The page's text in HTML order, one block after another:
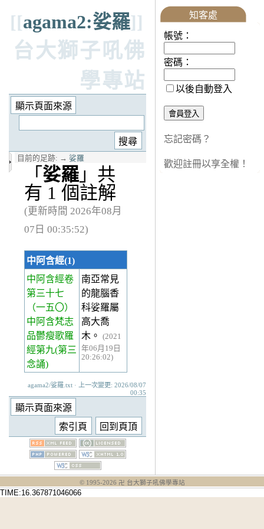
[[agama2:娑羅]]
台大獅子吼佛
學專站
目前的足跡: → 娑羅
「 娑羅 」共
有 1 個註解
(更新時間 2026年08月
07日 00:35:52)
中阿含經(1)
中阿含經卷
第三十七
（一五〇）
中阿含梵志
品鬱瘦歌羅
經第九(第三
念誦)
南亞常見
的龍腦香
科娑羅屬
高大喬
木。
(2021
年06月19日
20:26:02)
agama2/娑羅.txt · 上一次變更: 2026/08/07
00:35
知客處
帳號：
密碼：
以後自動登入
忘記密碼？
歡迎註冊以享全權！
© 1995-2026 卍 台大獅子吼佛學專站
TIME:16.367871046066